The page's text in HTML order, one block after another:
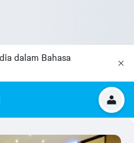
dalam Bahasa